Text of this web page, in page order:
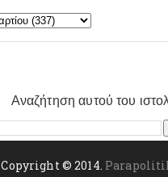
Αναζήτηση αυτού του
Copyright © 2014.